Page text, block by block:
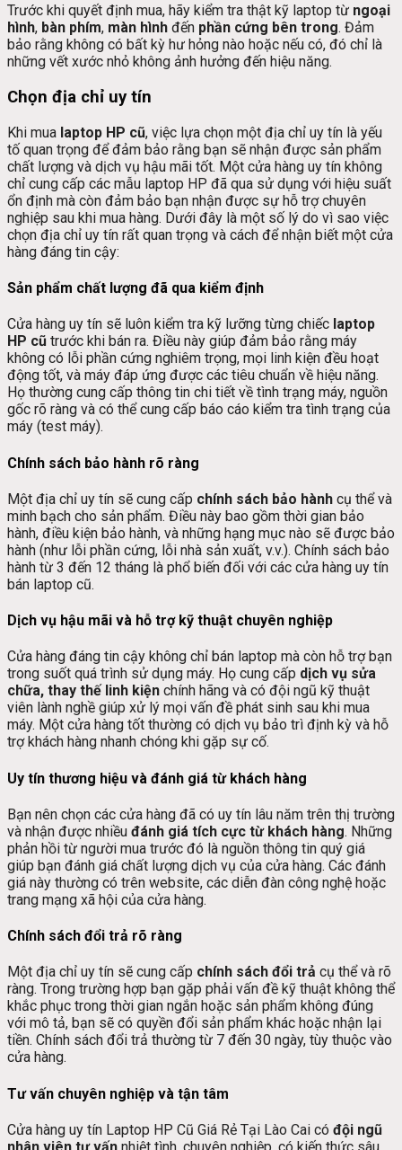
Trước khi quyết định mua, hãy kiểm tra thật kỹ laptop từ ngoại
hình, bàn phím, màn hình đến phần cứng bên trong. Đảm
bảo rằng không có bất kỳ hư hỏng nào hoặc nếu có, đó chỉ là
những vết xước nhỏ không ảnh hưởng đến hiệu năng.
Chọn địa chỉ uy tín
Khi mua laptop HP cũ, việc lựa chọn một địa chỉ uy tín là yếu
tố quan trọng để đảm bảo rằng bạn sẽ nhận được sản phẩm
chất lượng và dịch vụ hậu mãi tốt. Một cửa hàng uy tín không
chỉ cung cấp các mẫu laptop HP đã qua sử dụng với hiệu suất
ổn định mà còn đảm bảo bạn nhận được sự hỗ trợ chuyên
nghiệp sau khi mua hàng. Dưới đây là một số lý do vì sao việc
chọn địa chỉ uy tín rất quan trọng và cách để nhận biết một cửa
hàng đáng tin cậy:
Sản phẩm chất lượng đã qua kiểm định
Cửa hàng uy tín sẽ luôn kiểm tra kỹ lưỡng từng chiếc laptop
HP cũ trước khi bán ra. Điều này giúp đảm bảo rằng máy
không có lỗi phần cứng nghiêm trọng, mọi linh kiện đều hoạt
động tốt, và máy đáp ứng được các tiêu chuẩn về hiệu năng.
Họ thường cung cấp thông tin chi tiết về tình trạng máy, nguồn
gốc rõ ràng và có thể cung cấp báo cáo kiểm tra tình trạng của
máy (test máy).
Chính sách bảo hành rõ ràng
Một địa chỉ uy tín sẽ cung cấp chính sách bảo hành cụ thể và
minh bạch cho sản phẩm. Điều này bao gồm thời gian bảo
hành, điều kiện bảo hành, và những hạng mục nào sẽ được bảo
hành (như lỗi phần cứng, lỗi nhà sản xuất, v.v.). Chính sách bảo
hành từ 3 đến 12 tháng là phổ biến đối với các cửa hàng uy tín
bán laptop cũ.
Dịch vụ hậu mãi và hỗ trợ kỹ thuật chuyên nghiệp
Cửa hàng đáng tin cậy không chỉ bán laptop mà còn hỗ trợ bạn
trong suốt quá trình sử dụng máy. Họ cung cấp dịch vụ sửa
chữa, thay thế linh kiện chính hãng và có đội ngũ kỹ thuật
viên lành nghề giúp xử lý mọi vấn đề phát sinh sau khi mua
máy. Một cửa hàng tốt thường có dịch vụ bảo trì định kỳ và hỗ
trợ khách hàng nhanh chóng khi gặp sự cố.
Uy tín thương hiệu và đánh giá từ khách hàng
Bạn nên chọn các cửa hàng đã có uy tín lâu năm trên thị trường
và nhận được nhiều đánh giá tích cực từ khách hàng. Những
phản hồi từ người mua trước đó là nguồn thông tin quý giá
giúp bạn đánh giá chất lượng dịch vụ của cửa hàng. Các đánh
giá này thường có trên website, các diễn đàn công nghệ hoặc
trang mạng xã hội của cửa hàng.
Chính sách đổi trả rõ ràng
Một địa chỉ uy tín sẽ cung cấp chính sách đổi trả cụ thể và rõ
ràng. Trong trường hợp bạn gặp phải vấn đề kỹ thuật không thể
khắc phục trong thời gian ngắn hoặc sản phẩm không đúng
với mô tả, bạn sẽ có quyền đổi sản phẩm khác hoặc nhận lại
tiền. Chính sách đổi trả thường từ 7 đến 30 ngày, tùy thuộc vào
cửa hàng.
Tư vấn chuyên nghiệp và tận tâm
Cửa hàng uy tín Laptop HP Cũ Giá Rẻ Tại Lào Cai có đội ngũ